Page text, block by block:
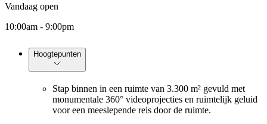
Vandaag open
10:00am - 9:00pm
Hoogtepunten
Stap binnen in een ruimte van 3.300 m² gevuld met
monumentale 360° videoprojecties en ruimtelijk geluid
voor een meeslepende reis door de ruimte.